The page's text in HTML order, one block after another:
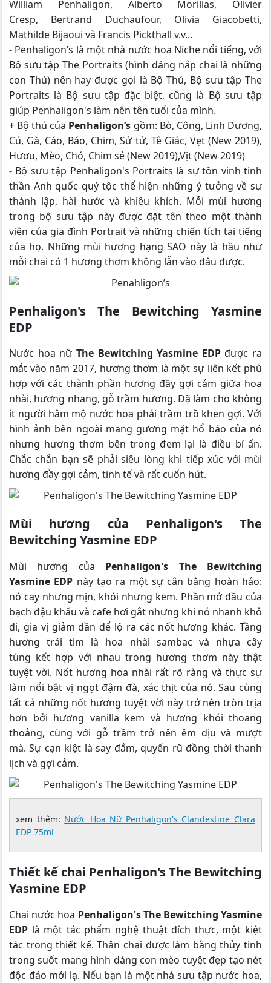
William Penhaligon, Alberto Morillas, Olivier
Cresp, Bertrand Duchaufour, Olivia Giacobetti,
Mathilde Bijaoui và Francis Pickthall v.v...
- Penhaligon’s là một nhà nước hoa Niche nổi tiếng, với
Bộ sưu tập The Portraits (hình dáng nắp chai là những
con Thú) nên hay được gọi là Bộ Thú, Bộ sưu tập The
Portraits là Bộ sưu tập đặc biệt, cũng là Bộ sưu tập
giúp Penhaligon's làm nên tên tuổi của mình.
+ Bộ thú của Penhaligon’s gồm: Bò, Công, Linh Dương,
Cú, Gà, Cáo, Báo, Chim, Sử tử, Tê Giác, Vẹt (New 2019),
Hươu, Mèo, Chó, Chim sẻ (New 2019),Vịt (New 2019)
- Bộ sưu tập Penhaligon's Portraits là sự tôn vinh tinh
thần Anh quốc quý tộc thể hiện những ý tưởng về sự
thành lập, hài hước và khiêu khích. Mỗi mùi hương
trong bộ sưu tập này được đặt tên theo một thành
viên của gia đình Portrait và những chiến tích tai tiếng
của họ. Những mùi hương hạng SAO này là hầu như
mỗi chai có 1 hương thơm không lẫn vào đâu được.
Penhaligon's The Bewitching Yasmine
EDP
Nước hoa nữThe Bewitching Yasmine EDPđược ra
mắt vào năm 2017, hương thơm là một sự liên kết phù
hợp với các thành phần hương đầy gợi cảm giữa hoa
nhài, hương nhang, gỗ trầm hương. Đã làm cho không
ít người hâm mộ nước hoa phải trầm trồ khen gợi. Với
hình ảnh bên ngoài mang gương mặt hổ báo của nó
nhưng hương thơm bên trong đem lại là điều bí ẩn.
Chắc chắn bạn sẽ phải siêu lòng khi tiếp xúc với mùi
hương đầy gợi cảm, tinh tế và rất cuốn hút.
Mùi hương của Penhaligon's The
Bewitching Yasmine EDP
Mùi hương của Penhaligon's The Bewitching
Yasmine EDP này tạo ra một sự cân bằng hoàn hảo:
nó cay nhưng mịn, khói nhưng kem. Phần mở đầu của
bạch đậu khấu và cafe hơi gắt nhưng khi nó nhanh khô
đi, gia vị giảm dần để lộ ra các nốt hương khác. Tầng
hương trái tim là hoa nhài sambac và nhựa cây
tùng kết hợp với nhau trong hương thơm này thật
tuyệt vời. Nốt hương hoa nhài rất rõ ràng và thực sự
làm nổi bật vị ngọt đậm đà, xác thịt của nó. Sau cùng
tất cả những nốt hương tuyệt vời này trở nên tròn trịa
hơn bởi hương vanilla kem và hương khói thoang
thoảng, cùng với gỗ trầm trở nên êm dịu và mượt
mà. Sự cạn kiệt là say đắm, quyến rũ đồng thời thanh
lịch và gợi cảm.
xem thêm: Nước Hoa Nữ Penhaligon's Clandestine Clara
EDP 75ml
Thiết kế chai Penhaligon's The Bewitching
Yasmine EDP
Chai nước hoa Penhaligon's The Bewitching Yasmine
EDP là một tác phẩm nghệ thuật đích thực, một kiệt
tác trong thiết kế. Thân chai được làm bằng thủy tinh
trong suốt mang hình dáng con mèo tuyệt đẹp tạo nét
độc đáo mới lạ. Nếu bạn là một nhà sưu tập nước hoa,